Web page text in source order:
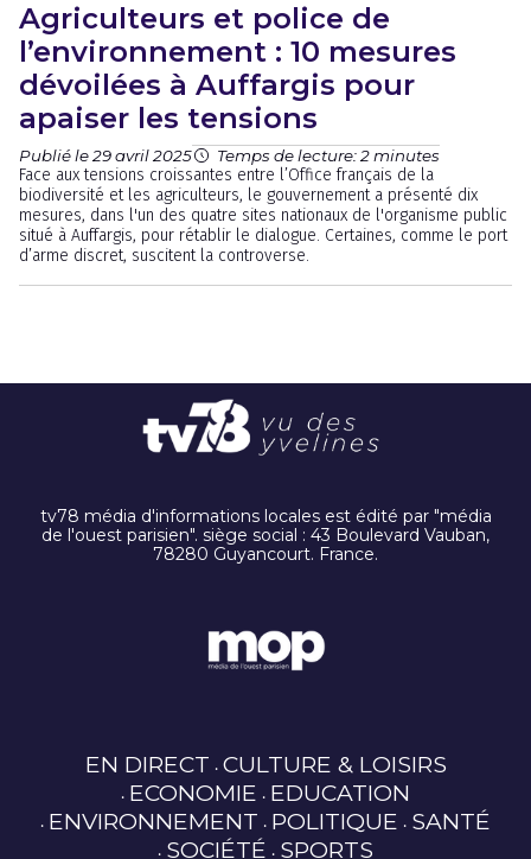
Agriculteurs et police de
l’environnement : 10 mesures
dévoilées à Auffargis pour
apaiser les tensions
Publié le 29 avril 2025 Temps de lecture: 2 minutes
Face aux tensions croissantes entre l’Office français de la
biodiversité et les agriculteurs, le gouvernement a présenté dix
mesures, dans l'un des quatre sites nationaux de l'organisme public
situé à Auffargis, pour rétablir le dialogue. Certaines, comme le port
d’arme discret, suscitent la controverse.
tv78 média d'informations locales est édité par "média
de l'ouest parisien". siège social : 43 Boulevard Vauban,
78280 Guyancourt. France.
EN DIRECT CULTURE & LOISIRS
ECONOMIE EDUCATION
ENVIRONNEMENT POLITIQUE SANTÉ
SOCIÉTÉ SPORTS